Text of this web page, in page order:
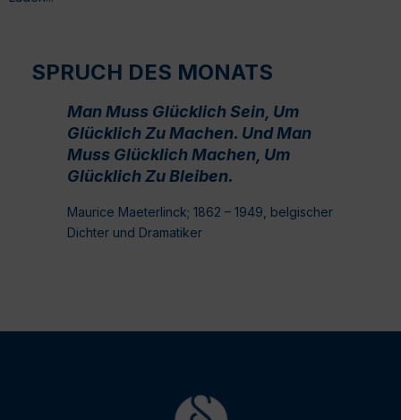
SPRUCH DES MONATS
Man Muss Glücklich Sein, Um
Glücklich Zu Machen. Und Man
Muss Glücklich Machen, Um
Glücklich Zu Bleiben.
Maurice Maeterlinck; 1862 – 1949, belgischer
Dichter und Dramatiker